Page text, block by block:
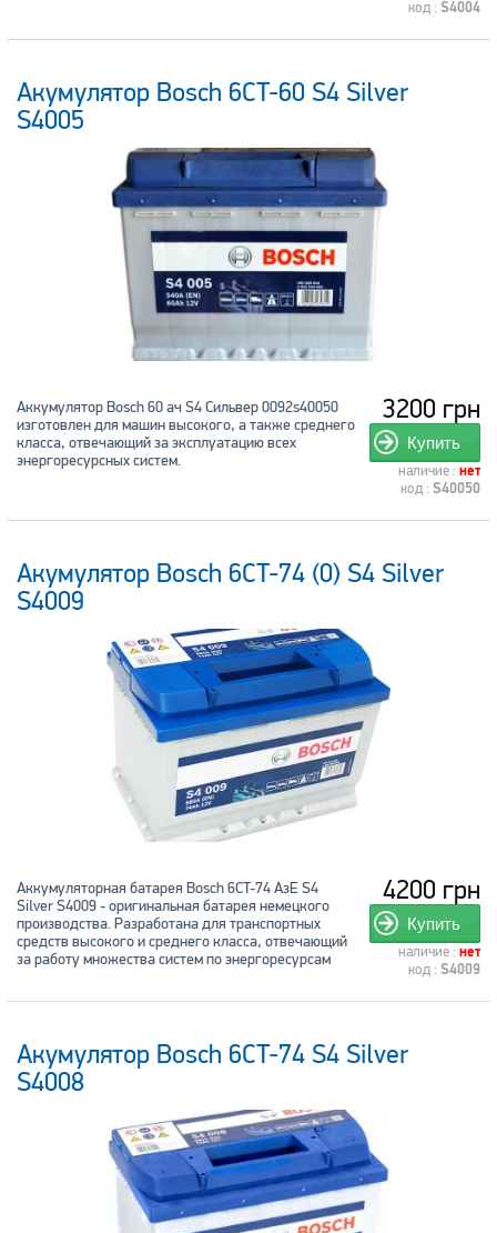
код : S4004
Акумулятор Bosch 6CT-60 S4 Silver
S4005
3200 грн
Купить
наличие : нет
код : S40050
Аккумулятор Bosch 60 ач S4 Сильвер 0092s40050
изготовлен для машин высокого, а также среднего
класса, отвечающий за эксплуатацию всех
энергоресурсных систем.
Акумулятор Bosch 6CT-74 (0) S4 Silver
S4009
4200 грн
Купить
наличие : нет
код : S4009
Аккумуляторная батарея Bosch 6CT-74 АзЕ S4
Silver S4009 - оригинальная батарея немецкого
производства. Разработана для транспортных
средств высокого и среднего класса, отвечающий
за работу множества систем по энергоресурсам
Акумулятор Bosch 6CT-74 S4 Silver
S4008